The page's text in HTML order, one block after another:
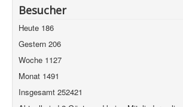
Besucher
Heute 186
Gestern 206
Woche 1127
Monat 1491
Insgesamt 252421